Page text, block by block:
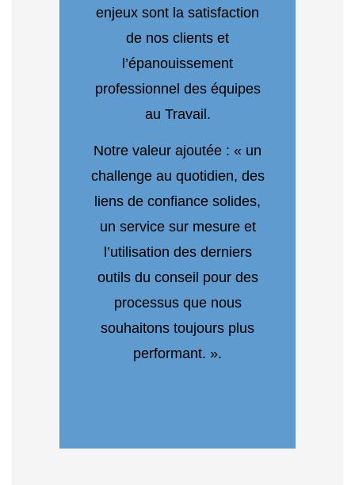
enjeux sont la satisfaction
de nos clients et
l’épanouissement
professionnel des équipes
au Travail.
Notre valeur ajoutée : « un
challenge au quotidien, des
liens de confiance solides,
un service sur mesure et
l’utilisation des derniers
outils du conseil pour des
processus que nous
souhaitons toujours plus
performant. ».